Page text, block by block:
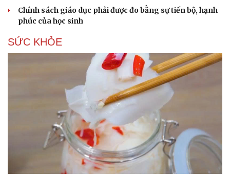
Chính sách giáo dục phải được đo bằng sự tiến bộ, hạnh
phúc của học sinh
SỨC KHỎE